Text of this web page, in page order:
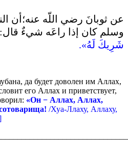
عن ثوبانَ رضي اللّه عنه؛أن
وسلم كان إذا راعَه شيءٌ قال‏:‏
شَرِيكَ لَهُ‏»‏‏.‏
да будет доволен им Аллах,
его Аллах и приветствует,
«Он − Аллах, Аллах,
арища! /Хуа-Ллаху, Аллаху,